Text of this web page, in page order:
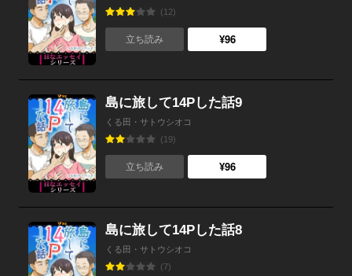
(12)
立ち読み ¥96
島に旅して14Pした話9
くる田・サトウシオコ
(19)
立ち読み ¥96
島に旅して14Pした話8
くる田・サトウシオコ
(7)